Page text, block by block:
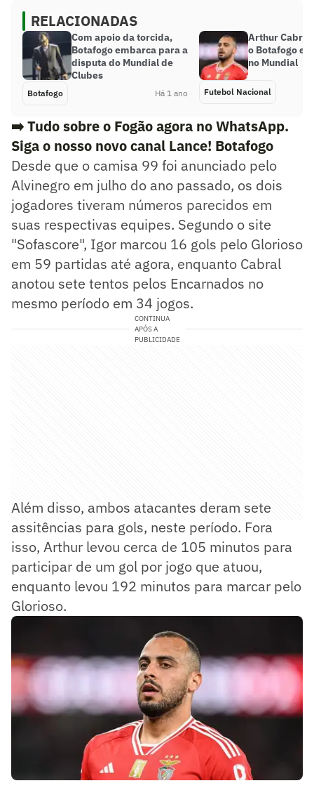
RELACIONADAS
Com apoio da torcida,
Botafogo embarca para a
disputa do Mundial de
Clubes
Botafogo Há 1 ano
Arthur Cabral
o Botafogo e
no Mundial
Futebol Nacional
➡️ Tudo sobre o Fogão agora no WhatsApp.
Siga o nosso novo canal Lance! Botafogo
Desde que o camisa 99 foi anunciado pelo
Alvinegro em julho do ano passado, os dois
jogadores tiveram números parecidos em
suas respectivas equipes. Segundo o site
"Sofascore", Igor marcou 16 gols pelo Glorioso
em 59 partidas até agora, enquanto Cabral
anotou sete tentos pelos Encarnados no
mesmo período em 34 jogos.
CONTINUA
APÓS A
PUBLICIDADE
Além disso, ambos atacantes deram sete
assitências para gols, neste período. Fora
isso, Arthur levou cerca de 105 minutos para
participar de um gol por jogo que atuou,
enquanto levou 192 minutos para marcar pelo
Glorioso.